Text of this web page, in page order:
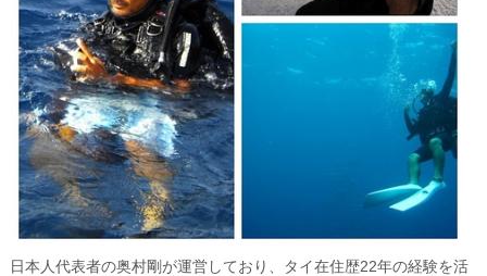
日本人代表者の奥村剛 が運営しており、タイ在住歴22年の経験を活